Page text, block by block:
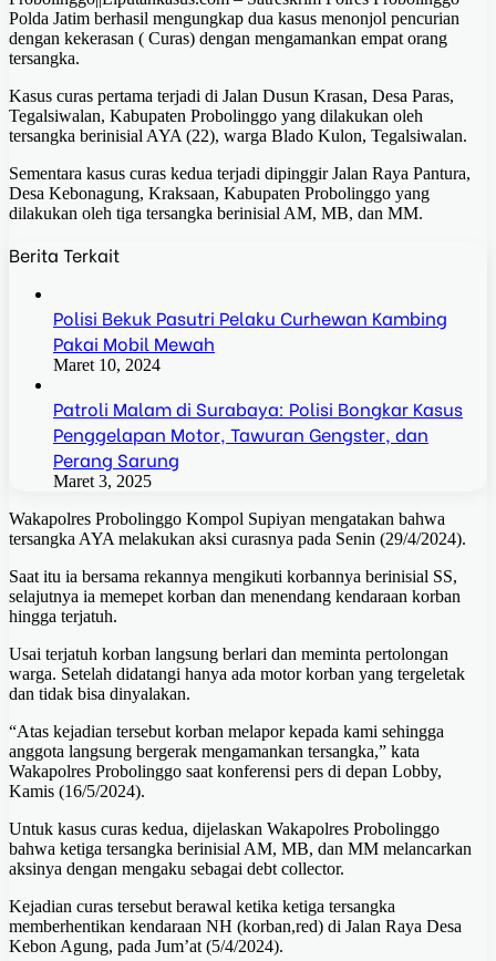
Polda Jatim berhasil mengungkap dua kasus menonjol pencurian
dengan kekerasan ( Curas) dengan mengamankan empat orang
tersangka.
Kasus curas pertama terjadi di Jalan Dusun Krasan, Desa Paras,
Tegalsiwalan, Kabupaten Probolinggo yang dilakukan oleh
tersangka berinisial AYA (22), warga Blado Kulon, Tegalsiwalan.
Sementara kasus curas kedua terjadi dipinggir Jalan Raya Pantura,
Desa Kebonagung, Kraksaan, Kabupaten Probolinggo yang
dilakukan oleh tiga tersangka berinisial AM, MB, dan MM.
Berita Terkait
Polisi Bekuk Pasutri Pelaku Curhewan Kambing
Pakai Mobil Mewah
Maret 10, 2024
Patroli Malam di Surabaya: Polisi Bongkar Kasus
Penggelapan Motor, Tawuran Gengster, dan
Perang Sarung
Maret 3, 2025
Wakapolres Probolinggo Kompol Supiyan mengatakan bahwa
tersangka AYA melakukan aksi curasnya pada Senin (29/4/2024).
Saat itu ia bersama rekannya mengikuti korbannya berinisial SS,
selajutnya ia memepet korban dan menendang kendaraan korban
hingga terjatuh.
Usai terjatuh korban langsung berlari dan meminta pertolongan
warga. Setelah didatangi hanya ada motor korban yang tergeletak
dan tidak bisa dinyalakan.
“Atas kejadian tersebut korban melapor kepada kami sehingga
anggota langsung bergerak mengamankan tersangka,” kata
Wakapolres Probolinggo saat konferensi pers di depan Lobby,
Kamis (16/5/2024).
Untuk kasus curas kedua, dijelaskan Wakapolres Probolinggo
bahwa ketiga tersangka berinisial AM, MB, dan MM melancarkan
aksinya dengan mengaku sebagai debt collector.
Kejadian curas tersebut berawal ketika ketiga tersangka
memberhentikan kendaraan NH (korban,red) di Jalan Raya Desa
Kebon Agung, pada Jum’at (5/4/2024).